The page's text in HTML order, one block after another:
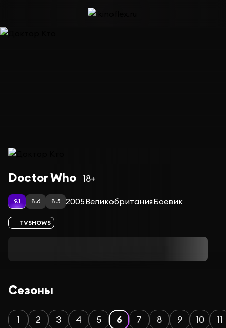
Сериал Доктор Кто — сезон 6
Doctor Who 18+
9.1 8.6 8.5 2005ВеликобританияБоевик
TVSHOWS
Сезоны
1 2 3 4 5 6 7 8 9 10 11